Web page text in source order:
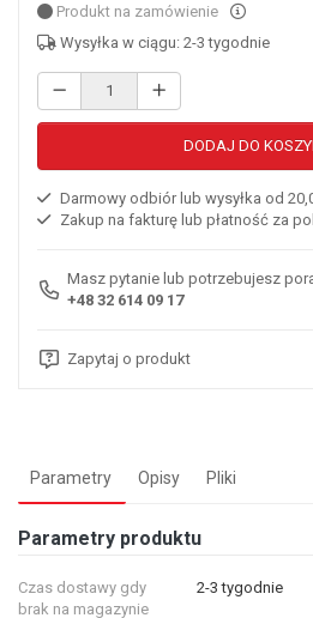
Produkt na zamówienie
Wysyłka w ciągu: 2-3 tygodnie
DODAJ DO
Darmowy odbiór lub wysyłka od
Zakup na fakturę lub płatność za
Masz pytanie lub potrzebujesz
+48 32 614 09 17
Zapytaj o produkt
Parametry Opisy Pliki
Parametry produktu
Czas dostawy gdy
brak na magazynie
2-3 tygodnie